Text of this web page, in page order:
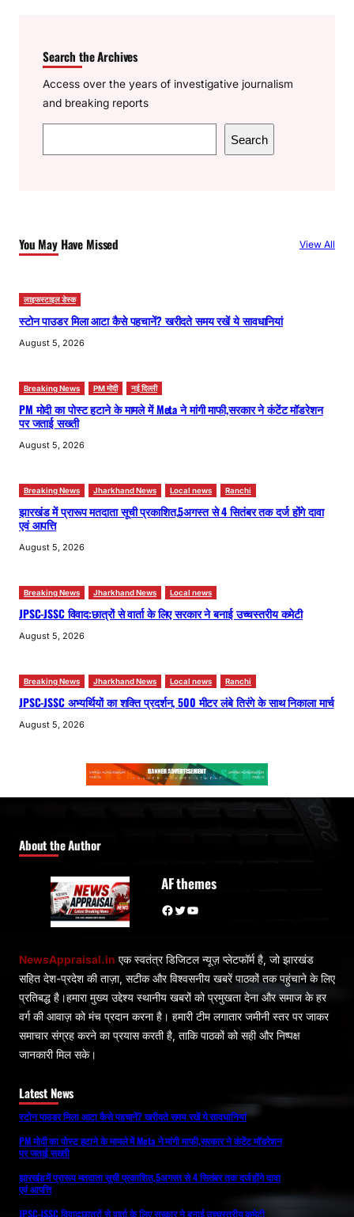
Search the Archives
Access over the years of investigative journalism
and breaking reports
e
h
Search
You May Have Missed View All
लाइफस्टाइल डेस्क
स्टोन पाउडर मिला आटा कैसे पहचानें? खरीदते समय रखें ये सावधानियां
August 5, 2026
Breaking News PM मोदी नई दिल्ली
PM मोदी का पोस्ट हटाने के मामले में Meta ने मांगी माफी,सरकार ने कंटेंट मॉडरेशन
पर जताई सख्ती
August 5, 2026
Breaking News Jharkhand News Local news Ranchi
झारखंड में प्रारूप मतदाता सूची प्रकाशित,5अगस्त से 4 सितंबर तक दर्ज होंगे दावा
एवं आपत्ति
August 5, 2026
Breaking News Jharkhand News Local news
JPSC-JSSC विवाद:छात्रों से वार्ता के लिए सरकार ने बनाई उच्चस्तरीय कमेटी
August 5, 2026
Breaking News Jharkhand News Local news Ranchi
JPSC-JSSC अभ्यर्थियों का शक्ति प्रदर्शन, 500 मीटर लंबे तिरंगे के साथ निकाला मार्च
August 5, 2026
About the Author
AF themes
Facebook Twitter YouTube
NewsAppraisal.in एक स्वतंत्र डिजिटल न्यूज़ प्लेटफॉर्म है, जो झारखंड
सहित देश-प्रदेश की ताज़ा, सटीक और विश्वसनीय खबरें पाठकों तक पहुंचाने के लिए
प्रतिबद्ध है।हमारा मुख्य उद्देश्य स्थानीय खबरों को प्रमुखता देना और समाज के हर
वर्ग की आवाज़ को मंच प्रदान करना है। हमारी टीम लगातार जमीनी स्तर पर जाकर
समाचार संग्रह करने का प्रयास करती है, ताकि पाठकों को सही और निष्पक्ष
जानकारी मिल सके।
Latest News
स्टोन पाउडर मिला आटा कैसे पहचानें? खरीदते समय रखें ये सावधानियां
PM मोदी का पोस्ट हटाने के मामले में Meta ने मांगी माफी,सरकार ने कंटेंट मॉडरेशन
पर जताई सख्ती
झारखंड में प्रारूप मतदाता सूची प्रकाशित,5अगस्त से 4 सितंबर तक दर्ज होंगे दावा
एवं आपत्ति
JPSC-JSSC विवाद:छात्रों से वार्ता के लिए सरकार ने बनाई उच्चस्तरीय कमेटी